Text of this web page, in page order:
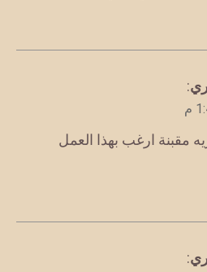
:
مقبنة ارغب بهذا العمل
: